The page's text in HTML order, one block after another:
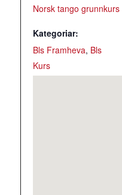
Norsk tango grunnkurs
Kategoriar:
Bls Framheva, Bls
Kurs